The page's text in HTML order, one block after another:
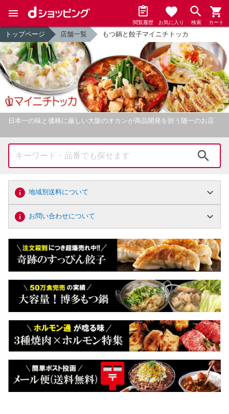
閲覧履歴 お気に入り 検索 カート
トップページ 店舗一覧 もつ鍋と餃子マイニチトッカ
日本一の味と価格に厳しい大阪のオカンが商品開発を担う随一のお店
地域別送料について
お問い合わせについて